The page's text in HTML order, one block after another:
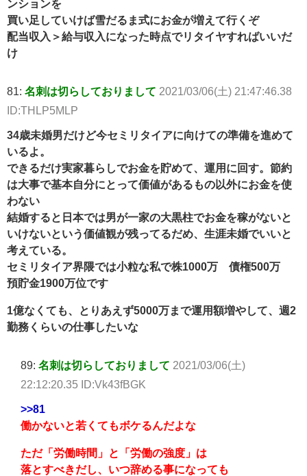
ンションを
買い足していけば雪だるま式にお金が増えて行くぞ
配当収入＞給与収入になった時点でリタイヤすればいいだ
け
81: 名刺は切らしておりまして 2021/03/06(土) 21:47:46.38
ID:THLP5MLP
34歳未婚男だけど今セミリタイアに向けての準備を進めて
いるよ。
できるだけ実家暮らしでお金を貯めて、運用に回す。節約
は大事で基本自分にとって価値があるもの以外にお金を使
わない
結婚すると日本では男が一家の大黒柱でお金を稼がないと
いけないという価値観が残ってるだめ、生涯未婚でいいと
考えている。
セミリタイア界隈では小粒な私で株1000万 債権500万
預貯金1900万位です
1億なくても、とりあえず5000万まで運用額増やして、週2
勤務くらいの仕事したいな
89: 名刺は切らしておりまして 2021/03/06(土)
22:12:20.35 ID:Vk43fBGK
>>81
働かないと若くてもボケるんだよな
ただ「労働時間」と「労働の強度」は
落とすべきだし、いつ辞める事になっても